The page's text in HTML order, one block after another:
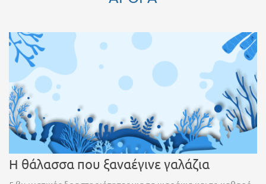
Η θάλασσα που ξαναέγινε γαλάζια